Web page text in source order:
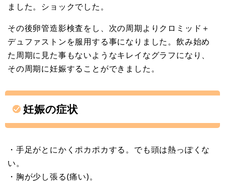
ました。ショックでした。
その後卵管造影検査をし、次の周期よりクロミッド＋
デュファストンを服用する事になりました。飲み始め
た周期に見た事もないようなキレイなグラフになり、
その周期に妊娠することができました。
妊娠の症状
・手足がとにかくポカポカする。でも頭は熱っぽくな
い。
・胸が少し張る(痛い)。